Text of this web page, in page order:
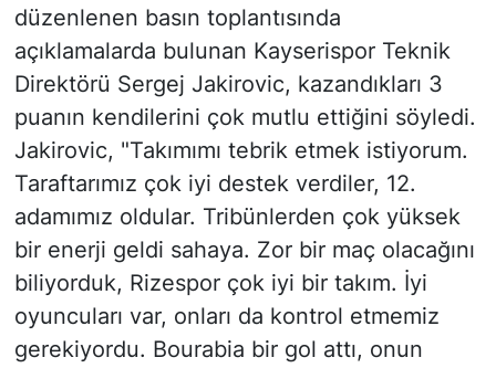
düzenlenen basın toplantısında
açıklamalarda bulunan Kayserispor Teknik
Direktörü Sergej Jakirovic, kazandıkları 3
puanın kendilerini çok mutlu ettiğini söyledi.
Jakirovic, "Takımımı tebrik etmek istiyorum.
Taraftarımız çok iyi destek verdiler, 12.
adamımız oldular. Tribünlerden çok yüksek
bir enerji geldi sahaya. Zor bir maç olacağını
biliyorduk, Rizespor çok iyi bir takım. İyi
oyuncuları var, onları da kontrol etmemiz
gerekiyordu. Bourabia bir gol attı, onun